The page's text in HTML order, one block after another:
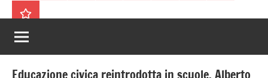
Associazione
Italiana
Familiari
tutte
vittime
della
strada
Archivio